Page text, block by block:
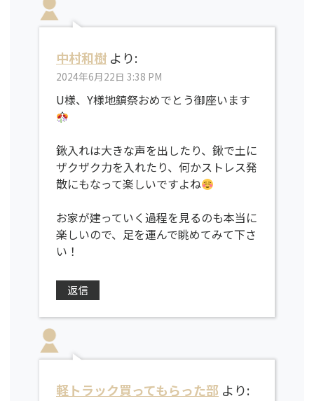
中村和樹 より:
2024年6月22日 3:38 PM
U様、Y様地鎮祭おめでとう御座います
鍬入れは大きな声を出したり、鍬で土に
ザクザク力を入れたり、何かストレス発
散にもなって楽しいですよね
お家が建っていく過程を見るのも本当に
楽しいので、足を運んで眺めてみて下さ
い！
返信
軽トラック買ってもらった部 より: